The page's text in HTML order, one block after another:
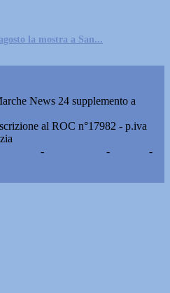
la mostra a San...
News 24 supplemento a
al ROC n°17982 - p.iva
- -
-